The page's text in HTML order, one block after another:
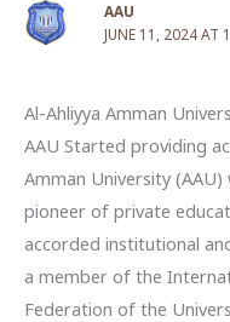
AAU
JUNE 11, 2024 AT
Al-Ahliyya Amman
AAU Started providing
Amman University
pioneer of private
accorded institutional
a member of the
Federation of the